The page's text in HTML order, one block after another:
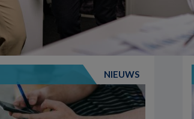
NIEUWS